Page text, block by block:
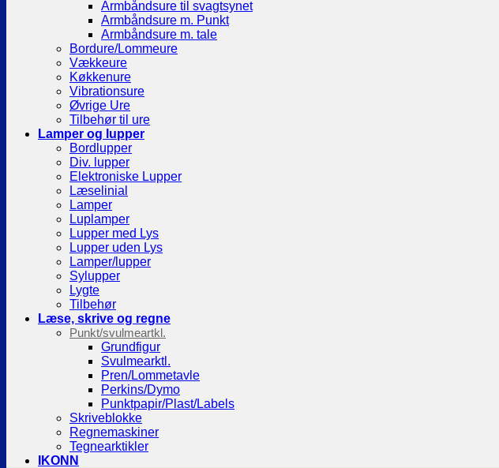
Armbåndsure til svagtsynet
Armbåndsure m. Punkt
Armbåndsure m. tale
Bordure/Lommeure
Vækkeure
Køkkenure
Vibrationsure
Øvrige Ure
Tilbehør til ure
Lamper og lupper
Bordlupper
Div. lupper
Elektroniske Lupper
Læselinial
Lamper
Luplamper
Lupper med Lys
Lupper uden Lys
Lamper/lupper
Sylupper
Lygte
Tilbehør
Læse, skrive og regne
Punkt/svulmeartkl.
Grundfigur
Svulmearktl.
Pren/Lommetavle
Perkins/Dymo
Punktpapir/Plast/Labels
Skriveblokke
Regnemaskiner
Tegnearktikler
IKONN